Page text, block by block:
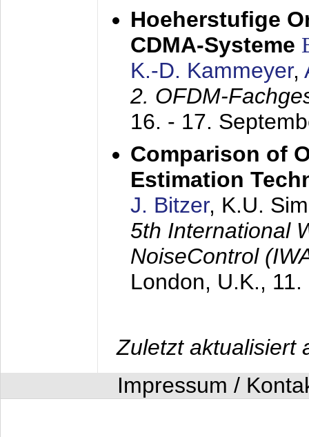
Hoeherstufige
CDMA-Systeme
K.-D. Kammeyer,
2. OFDM-
16. - 17.
Comparison of
Estimation
J. Bitzer, K.U.
5th International
NoiseControl
London, U.K.,
Zuletzt aktualisiert
Impressum /